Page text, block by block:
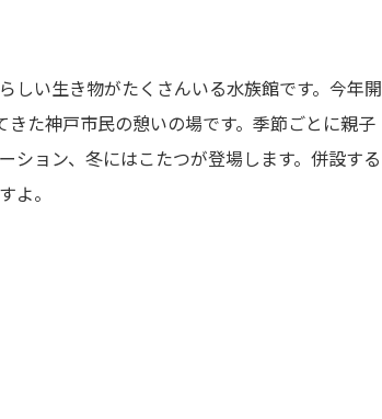
しい生き物がたくさんいる水族館です。今年開
た神戸市民の憩いの場です。季節ごとに親子
ション、冬にはこたつが登場します。併設する
よ。